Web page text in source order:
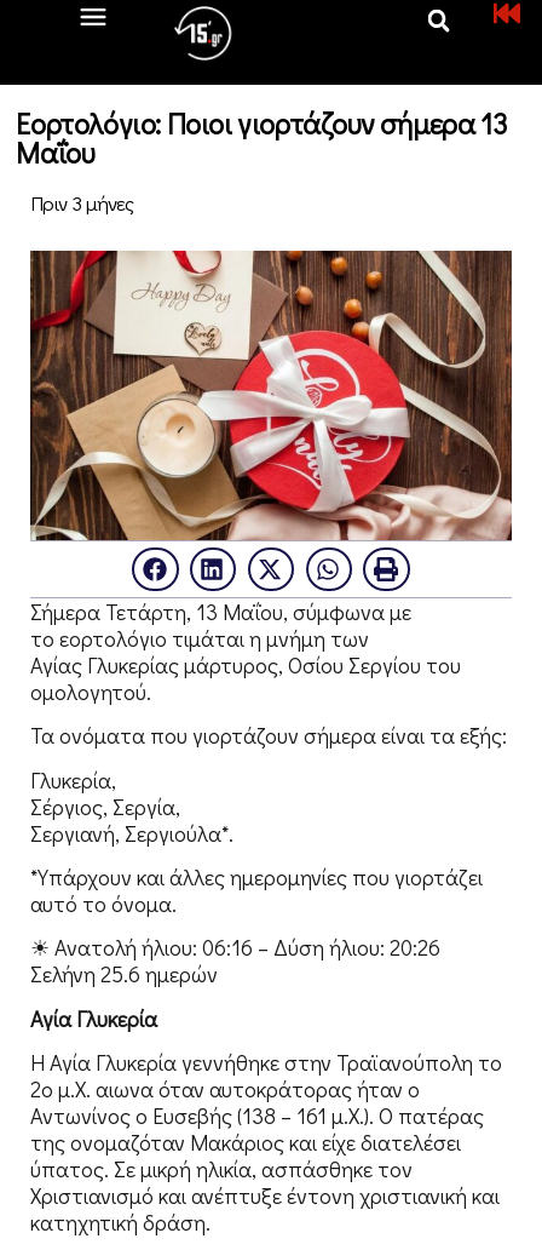
Εορτολόγιο: Ποιοι γιορτάζουν σήμερα 13
Μαΐου
Πριν 3 μήνες
Σήμερα Τετάρτη, 13 Μαΐου, σύμφωνα με
το εορτολόγιο τιμάται η μνήμη των
Αγίας Γλυκερίας μάρτυρος, Οσίου Σεργίου του
ομολογητού.
Τα ονόματα που γιορτάζουν σήμερα είναι τα εξής:
Γλυκερία,
Σέργιος, Σεργία,
Σεργιανή, Σεργιούλα*.
*Υπάρχουν και άλλες ημερομηνίες που γιορτάζει
αυτό το όνομα.
☀ Ανατολή ήλιου: 06:16 – Δύση ήλιου: 20:26
Σελήνη 25.6 ημερών
Αγία Γλυκερία
Η Αγία Γλυκερία γεννήθηκε στην Τραϊανούπολη το
2ο μ.Χ. αιωνα όταν αυτοκράτορας ήταν ο
Αντωνίνος ο Ευσεβής (138 – 161 μ.Χ.). Ο πατέρας
της ονομαζόταν Μακάριος και είχε διατελέσει
ύπατος. Σε μικρή ηλικία, ασπάσθηκε τον
Χριστιανισμό και ανέπτυξε έντονη χριστιανική και
κατηχητική δράση.